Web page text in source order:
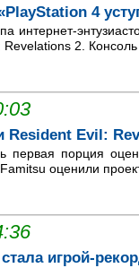
4
интернет-
2.
Evil:
первая порция
Famitsu оценили
игрой-